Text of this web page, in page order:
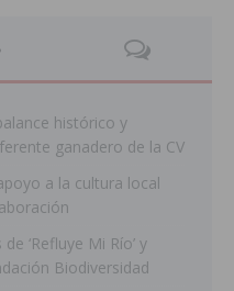
histórico y
ganadero de la CV
a la cultura local
‘Refluye Mi Río’ y
Biodiversidad